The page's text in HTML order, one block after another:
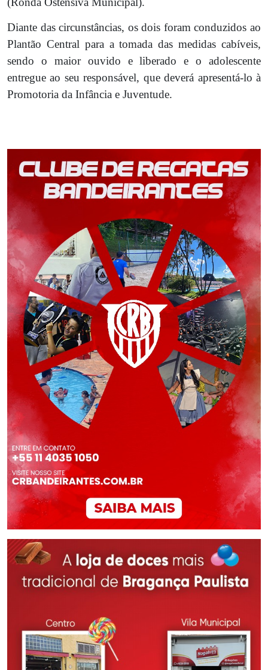
Diante das circunstâncias, os dois foram conduzidos ao
Plantão Central para a tomada das medidas cabíveis,
sendo o maior ouvido e liberado e o adolescente
entregue ao seu responsável, que deverá apresentá-lo à
Promotoria da Infância e Juventude.